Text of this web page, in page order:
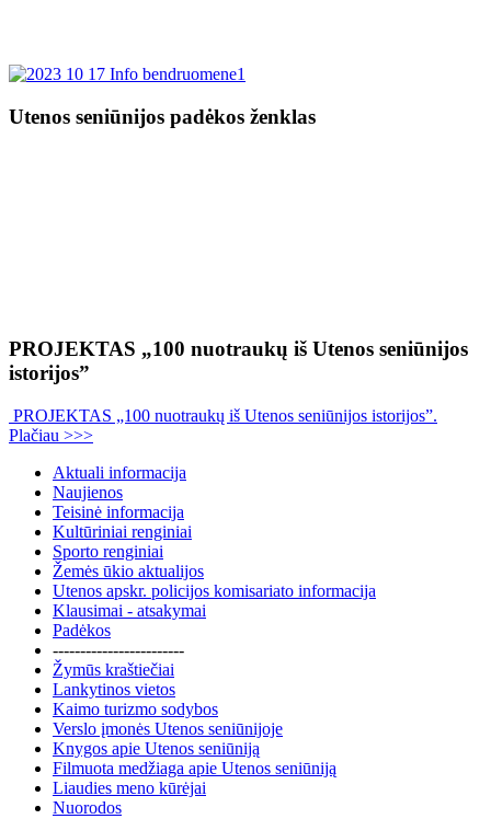
Utenos seniūnijos padėkos ženklas
PROJEKTAS „100 nuotraukų iš Utenos seniūnijos
istorijos”
PROJEKTAS „100 nuotraukų iš Utenos seniūnijos istorijos”.
Plačiau >>>
Aktuali informacija
Naujienos
Teisinė informacija
Kultūriniai renginiai
Sporto renginiai
Žemės ūkio aktualijos
Utenos apskr. policijos komisariato informacija
Klausimai - atsakymai
Padėkos
------------------------
Žymūs kraštiečiai
Lankytinos vietos
Kaimo turizmo sodybos
Verslo įmonės Utenos seniūnijoje
Knygos apie Utenos seniūniją
Filmuota medžiaga apie Utenos seniūniją
Liaudies meno kūrėjai
Nuorodos